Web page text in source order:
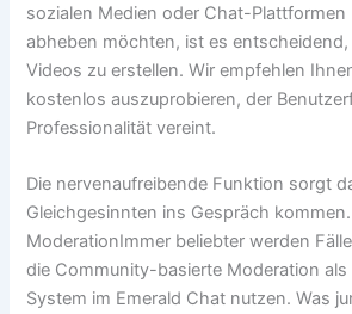
sozialen Medien oder Chat-Plattformen
abheben möchten, ist es
Videos zu erstellen. Wir empfehlen
kostenlos auszuprobieren, der
Professionalität vereint.
Die nervenaufreibende Funktion sorgt
Gleichgesinnten ins Gespräch
ModerationImmer beliebter werden
die Community-basierte Moderation
System im Emerald Chat nutzen. Was